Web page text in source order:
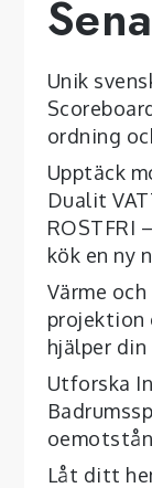
Unik
ordning
Upptäck
Dualit
ROSTFRI
kök en ny
Värme
projektion
hjälper
Utforska
Låt ditt